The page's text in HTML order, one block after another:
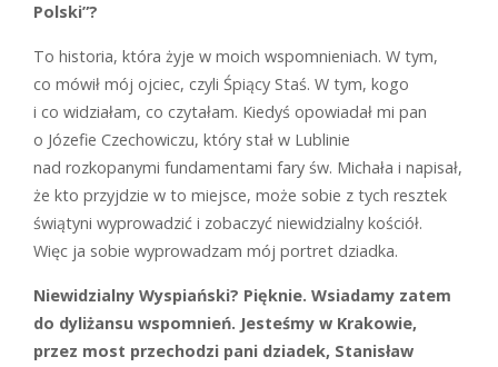
Polski”?
To historia, która żyje w moich wspomnieniach. W tym,
co mówił mój ojciec, czyli Śpiący Staś. W tym, kogo
i co widziałam, co czytałam. Kiedyś opowiadał mi pan
o Józefie Czechowiczu, który stał w Lublinie
nad rozkopanymi fundamentami fary św. Michała i napisał,
że kto przyjdzie w to miejsce, może sobie z tych resztek
świątyni wyprowadzić i zobaczyć niewidzialny kościół.
Więc ja sobie wyprowadzam mój portret dziadka.
Niewidzialny Wyspiański? Pięknie. Wsiadamy zatem
do dyliżansu wspomnień. Jesteśmy w Krakowie,
przez most przechodzi pani dziadek, Stanisław